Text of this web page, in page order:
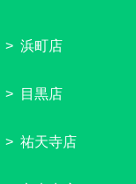
浜町店
目黒店
祐天寺店